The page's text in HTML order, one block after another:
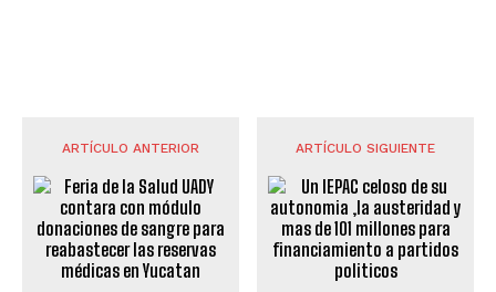
ARTÍCULO ANTERIOR ARTÍCULO SIGUIENTE